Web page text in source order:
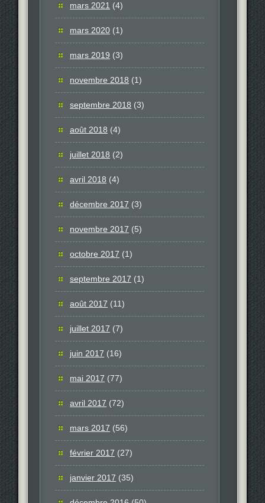
mars 2021 (4)
mars 2020 (1)
mars 2019 (3)
novembre 2018 (1)
septembre 2018 (3)
août 2018 (4)
juillet 2018 (2)
avril 2018 (4)
décembre 2017 (3)
novembre 2017 (5)
octobre 2017 (1)
septembre 2017 (1)
août 2017 (11)
juillet 2017 (7)
juin 2017 (16)
mai 2017 (77)
avril 2017 (72)
mars 2017 (56)
février 2017 (27)
janvier 2017 (35)